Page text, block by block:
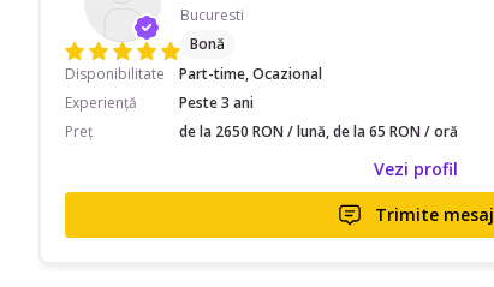
Bucuresti
Bonă
Disponibilitate
Part-time, Ocazional
Experiență
Peste 3 ani
Preț
de la 2650 RON / lună, de la 65 RON / oră
Vezi profil
Trimite mesaj